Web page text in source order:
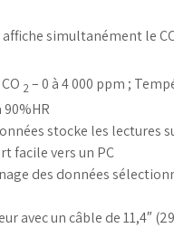
simultanément le
2– 0 à 4 000 ppm ;
90%HR
stocke les lectures
facile vers un PC
des données
avec un câble de 11,4″